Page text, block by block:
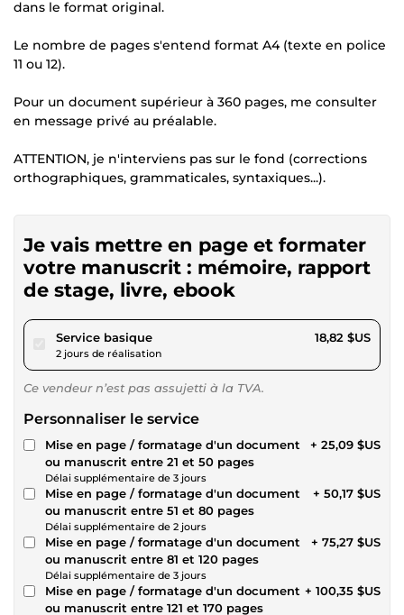
dans le format original.
Le nombre de pages s'entend format A4 (texte en police
11 ou 12).
Pour un document supérieur à 360 pages, me consulter
en message privé au préalable.
ATTENTION, je n'interviens pas sur le fond (corrections
orthographiques, grammaticales, syntaxiques...).
Je vais mettre en page et formater
votre manuscrit : mémoire, rapport
de stage, livre, ebook
Service basiquepour 17,34 $US
2 jours de réalisation
18,82 $US
Ce vendeur n’est pas assujetti à la TVA.
Personnaliser le service
Mise en page / formatage d'un document
ou manuscrit entre 21 et 50 pages
Délai supplémentaire de 3 jours
+ 25,09 $US
Mise en page / formatage d'un document
ou manuscrit entre 51 et 80 pages
Délai supplémentaire de 2 jours
+ 50,17 $US
Mise en page / formatage d'un document
ou manuscrit entre 81 et 120 pages
Délai supplémentaire de 3 jours
+ 75,27 $US
Mise en page / formatage d'un document
ou manuscrit entre 121 et 170 pages
+ 100,35 $US